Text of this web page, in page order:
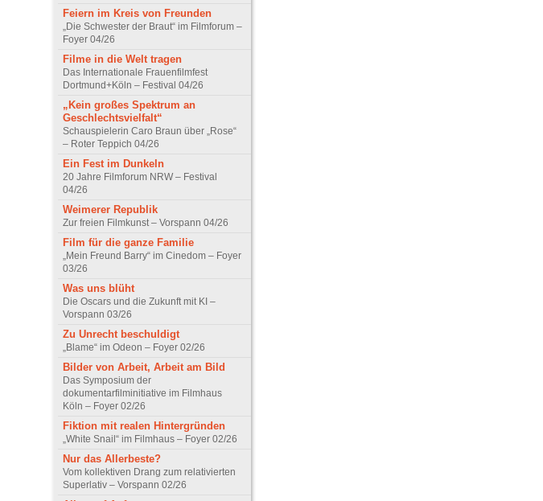
Feiern im Kreis von Freunden
„Die Schwester der Braut“ im Filmforum –
Foyer 04/26
Filme in die Welt tragen
Das Internationale Frauenfilmfest
Dortmund+Köln – Festival 04/26
„Kein großes Spektrum an
Geschlechtsvielfalt“
Schauspielerin Caro Braun über „Rose“
– Roter Teppich 04/26
Ein Fest im Dunkeln
20 Jahre Filmforum NRW – Festival
04/26
Weimerer Republik
Zur freien Filmkunst – Vorspann 04/26
Film für die ganze Familie
„Mein Freund Barry“ im Cinedom – Foyer
03/26
Was uns blüht
Die Oscars und die Zukunft mit KI –
Vorspann 03/26
Zu Unrecht beschuldigt
„Blame“ im Odeon – Foyer 02/26
Bilder von Arbeit, Arbeit am Bild
Das Symposium der
dokumentarfilminitiative im Filmhaus
Köln – Foyer 02/26
Fiktion mit realen Hintergründen
„White Snail“ im Filmhaus – Foyer 02/26
Nur das Allerbeste?
Vom kollektiven Drang zum relativierten
Superlativ – Vorspann 02/26